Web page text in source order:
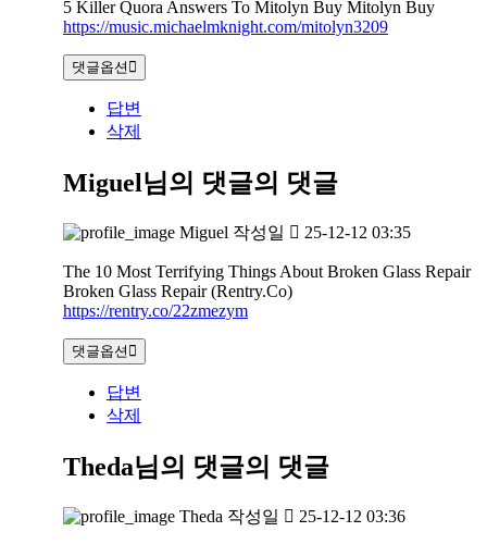
5 Killer Quora Answers To Mitolyn Buy Mitolyn Buy
https://music.michaelmknight.com/mitolyn3209
댓글옵션
답변
삭제
Miguel님의 댓글의 댓글
Miguel 작성일 25-12-12 03:35
The 10 Most Terrifying Things About Broken Glass Repair
Broken Glass Repair (Rentry.Co)
https://rentry.co/22zmezym
댓글옵션
답변
삭제
Theda님의 댓글의 댓글
Theda 작성일 25-12-12 03:36